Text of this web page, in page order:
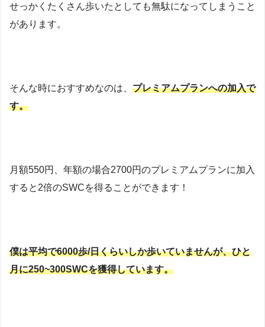
せっかくたくさん歩いたとしても無駄になってしまうこと
があります。
そんな時におすすめなのは、 プレミアムプランへの加入で
す。
月額550円、年額の場合2700円のプレミアムプランに加入
すると2倍のSWCを得ることができます！
僕は平均で6000歩/日くらいしか歩いていませんが、ひと
月に250~300SWCを獲得しています。